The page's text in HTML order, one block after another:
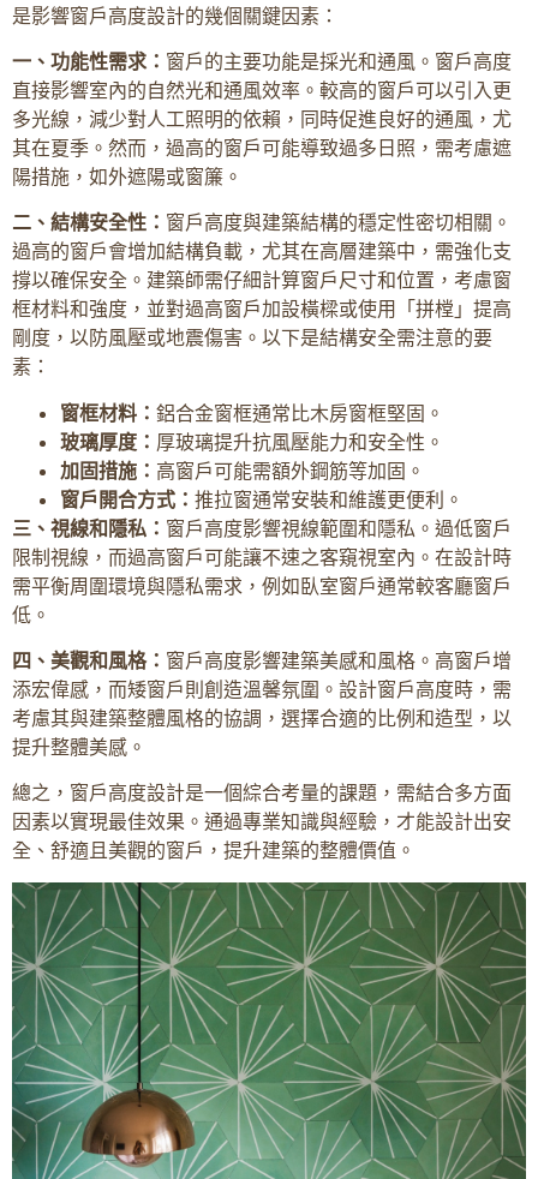
是影響窗戶高度設計的幾個關鍵因素：
一、功能性需求： 窗戶的主要功能是採光和通風。窗戶高度
直接影響室內的自然光和通風效率。較高的窗戶可以引入更
多光線，減少對人工照明的依賴，同時促進良好的通風，尤
其在夏季。然而，過高的窗戶可能導致過多日照，需考慮遮
陽措施，如外遮陽或窗簾。
二、結構安全性： 窗戶高度與建築結構的穩定性密切相關。
過高的窗戶會增加結構負載，尤其在高層建築中，需強化支
撐以確保安全。建築師需仔細計算窗戶尺寸和位置，考慮窗
框材料和強度，並對過高窗戶加設橫樑或使用「拼樘」提高
剛度，以防風壓或地震傷害。以下是結構安全需注意的要
素：
窗框材料： 鋁合金窗框通常比木房窗框堅固。
玻璃厚度： 厚玻璃提升抗風壓能力和安全性。
加固措施： 高窗戶可能需額外鋼筋等加固。
窗戶開合方式： 推拉窗通常安裝和維護更便利。
三、視線和隱私： 窗戶高度影響視線範圍和隱私。過低窗戶
限制視線，而過高窗戶可能讓不速之客窺視室內。在設計時
需平衡周圍環境與隱私需求，例如臥室窗戶通常較客廳窗戶
低。
四、美觀和風格： 窗戶高度影響建築美感和風格。高窗戶增
添宏偉感，而矮窗戶則創造溫馨氛圍。設計窗戶高度時，需
考慮其與建築整體風格的協調，選擇合適的比例和造型，以
提升整體美感。
總之，窗戶高度設計是一個綜合考量的課題，需結合多方面
因素以實現最佳效果。通過專業知識與經驗，才能設計出安
全、舒適且美觀的窗戶，提升建築的整體價值。